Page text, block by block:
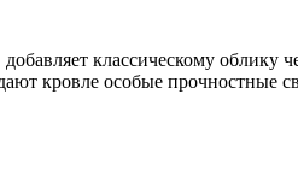
классическому
кровле особые прочностные